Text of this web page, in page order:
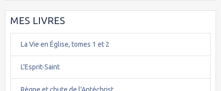
MES LIVRES
La Vie en Église, tomes 1 et 2
L'Esprit-Saint